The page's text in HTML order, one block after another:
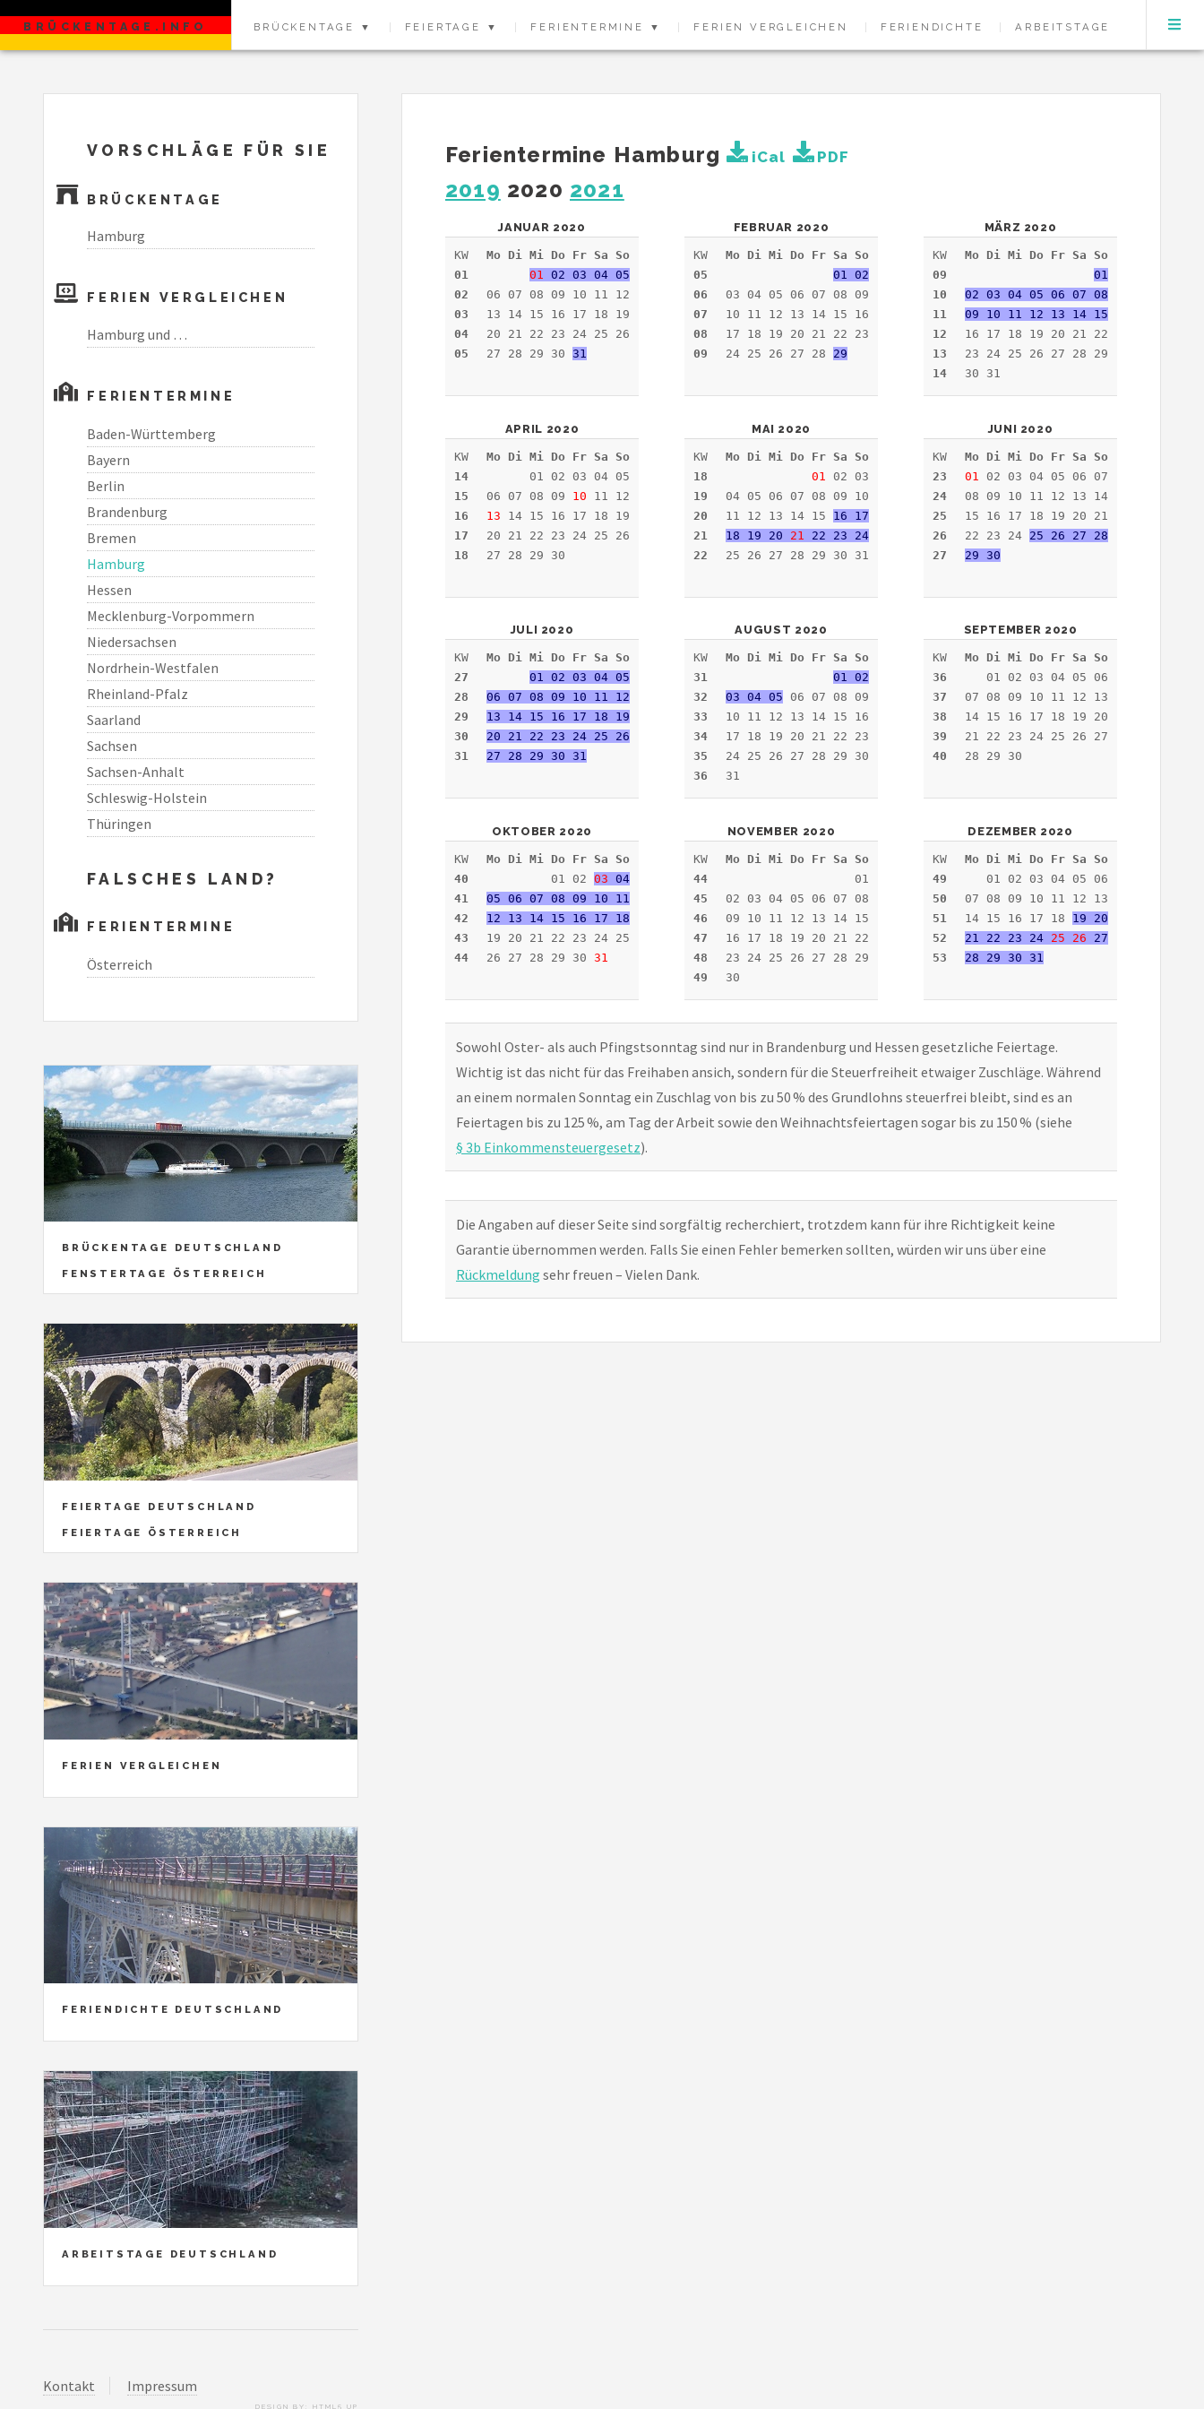
BRÜCKENTAGE.INFO BRÜCKENTAGE ▼ FEIERTAGE ▼ FERIENTERMINE ▼ FERIEN VERGLEICHEN FERIENDICHTE ARBEITSTAGE
Ferientermine Hamburg iCal PDF
2019 2020 2021
JANUAR 2020
KW
01
02
03
04
05
Mo Di Mi Do Fr Sa So
01 02 03 04 05
06 07 08 09 10 11 12
13 14 15 16 17 18 19
20 21 22 23 24 25 26
27 28 29 30 31
FEBRUAR 2020
KW
05
06
07
08
09
Mo Di Mi Do Fr Sa So
01 02
03 04 05 06 07 08 09
10 11 12 13 14 15 16
17 18 19 20 21 22 23
24 25 26 27 28 29
MÄRZ 2020
KW
09
10
11
12
13
14
Mo Di Mi Do Fr Sa So
01
02 03 04 05 06 07 08
09 10 11 12 13 14 15
16 17 18 19 20 21 22
23 24 25 26 27 28 29
30 31
APRIL 2020
KW
14
15
16
17
18
Mo Di Mi Do Fr Sa So
01 02 03 04 05
06 07 08 09 10 11 12
13 14 15 16 17 18 19
20 21 22 23 24 25 26
27 28 29 30
MAI 2020
KW
18
19
20
21
22
Mo Di Mi Do Fr Sa So
01
02 03
04 05 06 07 08 09 10
11 12 13 14 15 16 17
18 19 20 21
22 23 24
25 26 27 28 29 30 31
JUNI 2020
KW
23
24
25
26
27
Mo Di Mi Do Fr Sa So
01
02 03 04 05 06 07
08 09 10 11 12 13 14
15 16 17 18 19 20 21
22 23 24 25 26 27 28
29 30
JULI 2020
KW
27
28
29
30
31
Mo Di Mi Do Fr Sa So
01 02 03 04 05
06 07 08 09 10 11 12
13 14 15 16 17 18 19
20 21 22 23 24 25 26
27 28 29 30 31
AUGUST 2020
KW
31
32
33
34
35
36
Mo Di Mi Do Fr Sa So
01 02
03 04 05 06 07 08 09
10 11 12 13 14 15 16
17 18 19 20 21 22 23
24 25 26 27 28 29 30
31
SEPTEMBER 2020
KW
36
37
38
39
40
Mo Di Mi Do Fr Sa So
01 02 03 04 05 06
07 08 09 10 11 12 13
14 15 16 17 18 19 20
21 22 23 24 25 26 27
28 29 30
OKTOBER 2020
KW
40
41
42
43
44
Mo Di Mi Do Fr Sa So
01 02 03 04
05 06 07 08 09 10 11
12 13 14 15 16 17 18
19 20 21 22 23 24 25
26 27 28 29 30 31
NOVEMBER 2020
KW
44
45
46
47
48
49
Mo Di Mi Do Fr Sa So
01
02 03 04 05 06 07 08
09 10 11 12 13 14 15
16 17 18 19 20 21 22
23 24 25 26 27 28 29
30
DEZEMBER 2020
KW
49
50
51
52
53
Mo Di Mi Do Fr Sa So
01 02 03 04 05 06
07 08 09 10 11 12 13
14 15 16 17 18 19 20
21 22 23 24 25 26 27
28 29 30 31
Sowohl Oster- als auch Pfingstsonntag sind nur in Brandenburg und Hessen gesetzliche Feiertage.
Wichtig ist das nicht für das Freihaben ansich, sondern für die Steuerfreiheit etwaiger Zuschläge. Während
an einem normalen Sonntag ein Zuschlag von bis zu 50 % des Grundlohns steuerfrei bleibt, sind es an
Feiertagen bis zu 125 %, am Tag der Arbeit sowie den Weihnachtsfeiertagen sogar bis zu 150 % (siehe
§ 3b Einkommensteuergesetz).
Die Angaben auf dieser Seite sind sorgfältig recherchiert, trotzdem kann für ihre Richtigkeit keine
Garantie übernommen werden. Falls Sie einen Fehler bemerken sollten, würden wir uns über eine
Rückmeldung sehr freuen – Vielen Dank.
VORSCHLÄGE FÜR SIE
BRÜCKENTAGE
Hamburg
FERIEN VERGLEICHEN
Hamburg und …
FERIENTERMINE
Baden-Württemberg
Bayern
Berlin
Brandenburg
Bremen
Hamburg
Hessen
Mecklenburg-Vorpommern
Niedersachsen
Nordrhein-Westfalen
Rheinland-Pfalz
Saarland
Sachsen
Sachsen-Anhalt
Schleswig-Holstein
Thüringen
FALSCHES LAND?
FERIENTERMINE
Österreich
BRÜCKENTAGE DEUTSCHLAND
FENSTERTAGE ÖSTERREICH
FEIERTAGE DEUTSCHLAND
FEIERTAGE ÖSTERREICH
FERIEN VERGLEICHEN
FERIENDICHTE DEUTSCHLAND
ARBEITSTAGE DEUTSCHLAND
Kontakt Impressum
DESIGN BY: HTML5 UP